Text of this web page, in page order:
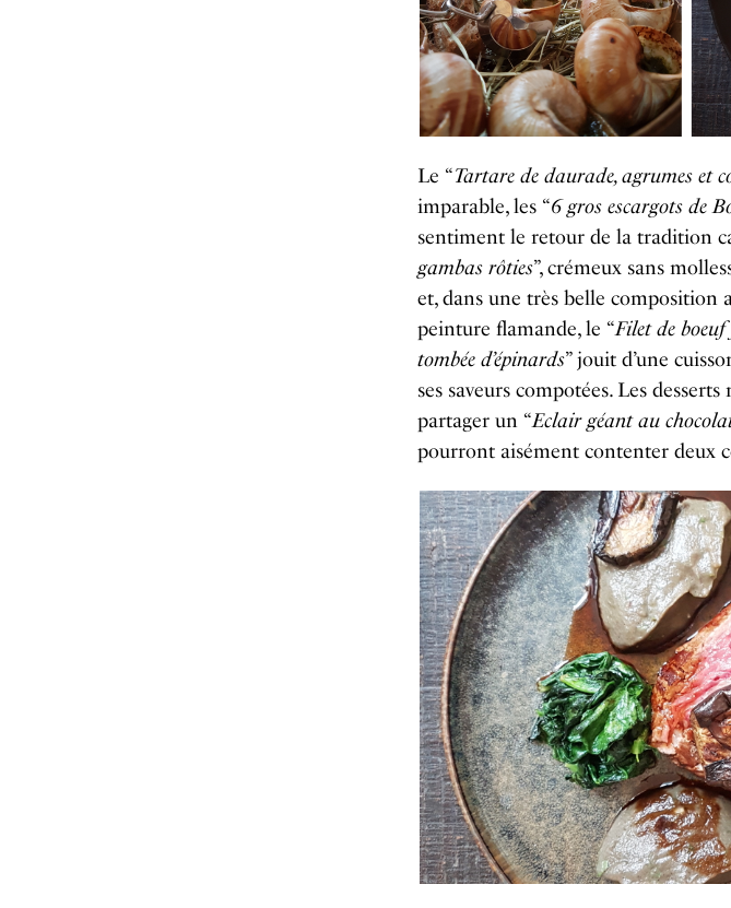
Le “Tartare de daurade, agrumes et
imparable, les “6 gros escargots de
sentiment le retour de la tradition
gambas rôties”, crémeux sans
et, dans une très belle composition
peinture flamande, le “Filet de boeuf
tombée d’épinards” jouit d’une
ses saveurs compotées. Les
partager un “Eclair géant au
pourront aisément contenter deux